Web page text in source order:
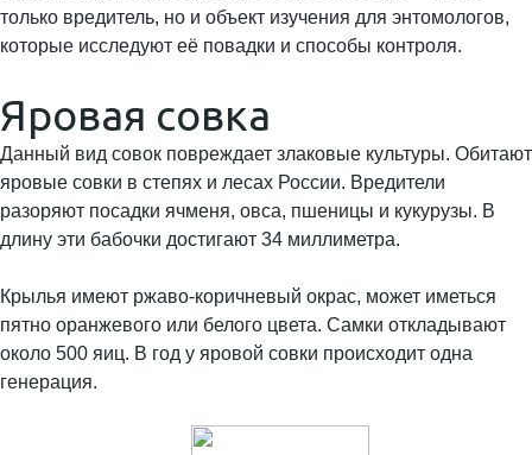
только вредитель, но и объект изучения для энтомологов,
которые исследуют её повадки и способы контроля.
Яровая совка
Данный вид совок повреждает злаковые культуры. Обитают
яровые совки в степях и лесах России. Вредители
разоряют посадки ячменя, овса, пшеницы и кукурузы. В
длину эти бабочки достигают 34 миллиметра.
Крылья имеют ржаво-коричневый окрас, может иметься
пятно оранжевого или белого цвета. Самки откладывают
около 500 яиц. В год у яровой совки происходит одна
генерация.